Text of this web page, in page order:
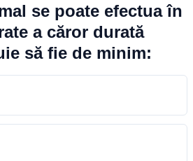
se poate efectua în
a căror durată
să fie de minim: